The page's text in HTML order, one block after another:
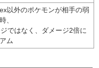
以外のポケモンが相手の弱
、
ではなく、ダメージ2倍に
ム